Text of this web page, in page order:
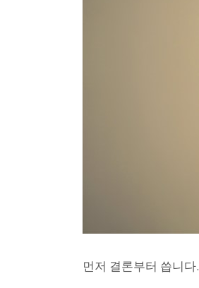
먼저 결론부터 씁니다.